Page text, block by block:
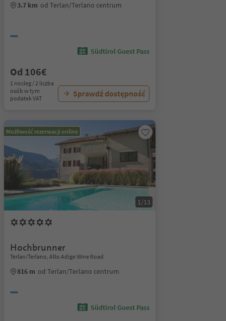
3.7 km od Terlan/Terlano centrum
Südtirol Guest Pass
Od 106€
1 nocleg / 2 liczba
osób w tym
podatek VAT
Sprawdź dostępność
Możliwość rezerwacji online
1/13
Hochbrunner
Terlan/Terlano, Alto Adige Wine Road
816 m od Terlan/Terlano centrum
Südtirol Guest Pass